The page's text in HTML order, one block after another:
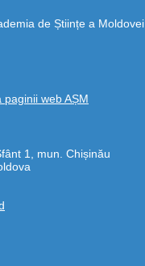
de Științe a Moldovei
web AȘM
1, mun. Chișinău